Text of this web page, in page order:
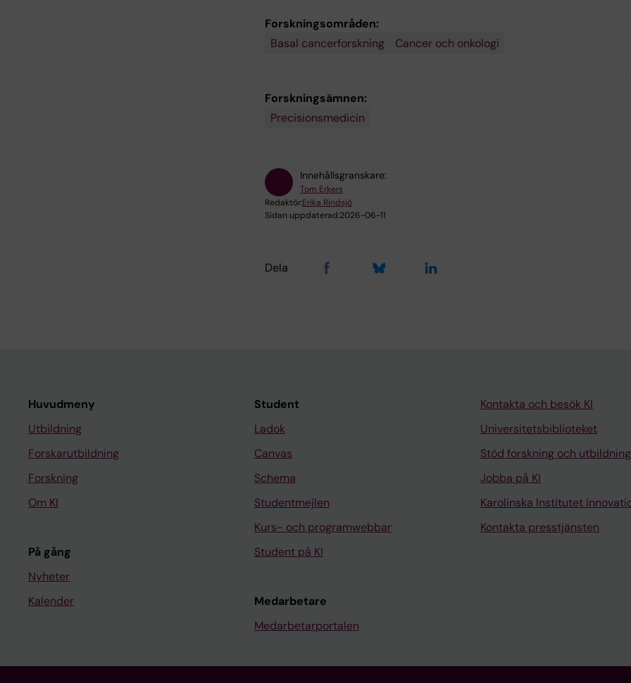
Forskningsområden:
Basal cancerforskning
Cancer och onkologi
Forskningsämnen:
Precisionsmedicin
Innehållsgranskare:
Tom Erkers
Redaktör:Erika Rindsjö
Sidan uppdaterad:2026-06-11
Dela
Huvudmeny
Utbildning
Forskarutbildning
Forskning
Om KI
På gång
Nyheter
Kalender
Student
Ladok
Canvas
Schema
Studentmejlen
Kurs- och programwebbar
Student på KI
Medarbetare
Medarbetarportalen
Kontakta och besök KI
Universitetsbiblioteket
Stöd forskning och utbildning
Jobba på KI
Karolinska Institutet
Kontakta presstjänsten